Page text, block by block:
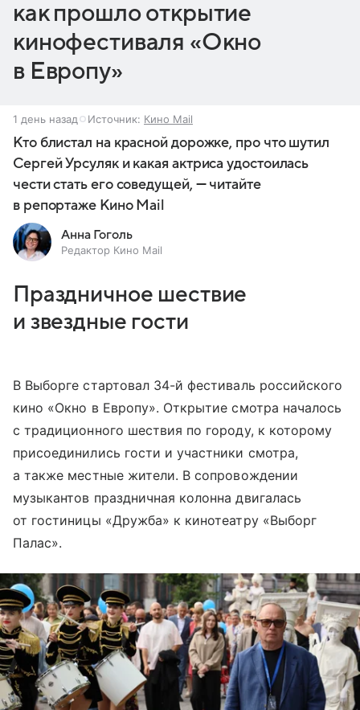
как прошло открытие
кинофестиваля «Окно
в Европу»
1 день назад Источник: Кино Mail
Кто блистал на красной дорожке, про что шутил
Сергей Урсуляк и какая актриса удостоилась
чести стать его соведущей, — читайте
в репортаже Кино Mail
Анна Гоголь
Редактор Кино Mail
Праздничное шествие
и звездные гости
В Выборге стартовал 34-й фестиваль российского
кино «Окно в Европу». Открытие смотра началось
с традиционного шествия по городу, к которому
присоединились гости и участники смотра,
а также местные жители. В сопровождении
музыкантов праздничная колонна двигалась
от гостиницы «Дружба» к кинотеатру «Выборг
Палас».